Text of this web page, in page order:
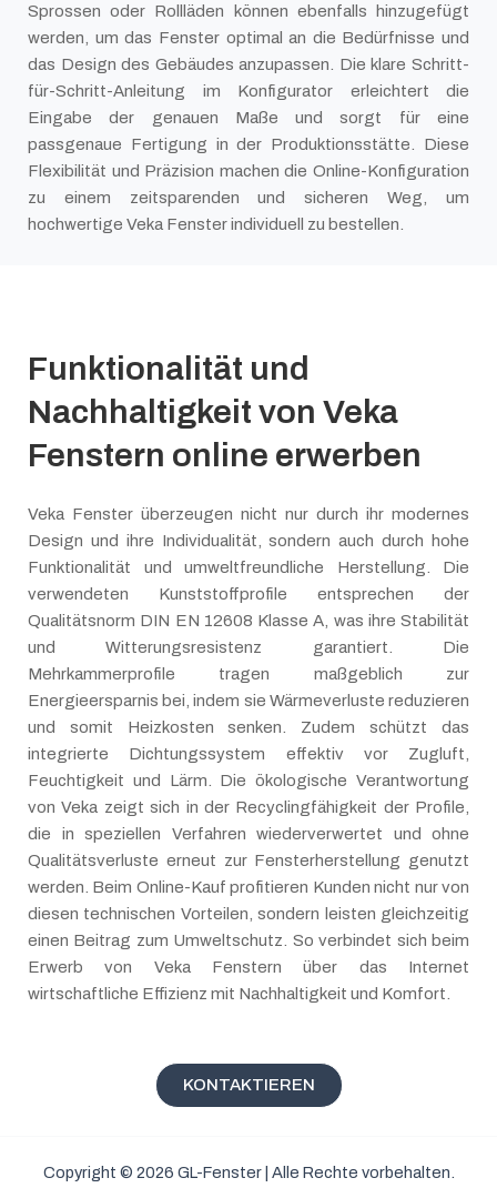
Sprossen oder Rollläden können ebenfalls hinzugefügt
werden, um das Fenster optimal an die Bedürfnisse und
das Design des Gebäudes anzupassen. Die klare Schritt-
für-Schritt-Anleitung im Konfigurator erleichtert die
Eingabe der genauen Maße und sorgt für eine
passgenaue Fertigung in der Produktionsstätte. Diese
Flexibilität und Präzision machen die Online-Konfiguration
zu einem zeitsparenden und sicheren Weg, um
hochwertige Veka Fenster individuell zu bestellen.
Funktionalität und
Nachhaltigkeit von Veka
Fenstern online erwerben
Veka Fenster überzeugen nicht nur durch ihr modernes
Design und ihre Individualität, sondern auch durch hohe
Funktionalität und umweltfreundliche Herstellung. Die
verwendeten Kunststoffprofile entsprechen der
Qualitätsnorm DIN EN 12608 Klasse A, was ihre Stabilität
und Witterungsresistenz garantiert. Die
Mehrkammerprofile tragen maßgeblich zur
Energieersparnis bei, indem sie Wärmeverluste reduzieren
und somit Heizkosten senken. Zudem schützt das
integrierte Dichtungssystem effektiv vor Zugluft,
Feuchtigkeit und Lärm. Die ökologische Verantwortung
von Veka zeigt sich in der Recyclingfähigkeit der Profile,
die in speziellen Verfahren wiederverwertet und ohne
Qualitätsverluste erneut zur Fensterherstellung genutzt
werden. Beim Online-Kauf profitieren Kunden nicht nur von
diesen technischen Vorteilen, sondern leisten gleichzeitig
einen Beitrag zum Umweltschutz. So verbindet sich beim
Erwerb von Veka Fenstern über das Internet
wirtschaftliche Effizienz mit Nachhaltigkeit und Komfort.
KONTAKTIEREN
Copyright © 2026 GL-Fenster | Alle Rechte vorbehalten.